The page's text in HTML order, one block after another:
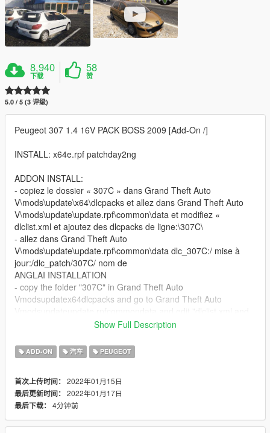
8,940
下载
58
赞
5.0 / 5 (3 评级)
Peugeot 307 1.4 16V PACK BOSS 2009 [Add-On /]
INSTALL: x64e.rpf patchday2ng
ADDON INSTALL:
- copiez le dossier « 307C » dans Grand Theft Auto
V\mods\update\x64\dlcpacks et allez dans Grand Theft Auto
V\mods\update\update.rpf\common\data et modifiez «
dlclist.xml et ajoutez des dlcpacks de ligne:\307C\
- allez dans Grand Theft Auto
V\mods\update\update.rpf\common\data dlc_307C:/ mise à
jour:/dlc_patch/307C/ nom de
ANGLAI INSTALLATION
- copy the folder "307C" in Grand Theft Auto
Vmodsupdatex64dlcpacks and go to Grand Theft Auto
add line dlcpacks:307C
dlc_307C:/ update:/dlc_patch/307C/
-----------------------------------------------------------------------
CHANGELOG/FEATURES
--------------------------------------------------------------------------------
----------------------------------------------------------------- V1.0 -
Show Full Description
ADD-ON 汽车 PEUGEOT
首次上传时间： 2022年01月15日
最后更新时间： 2022年01月17日
最后下载： 4分钟前